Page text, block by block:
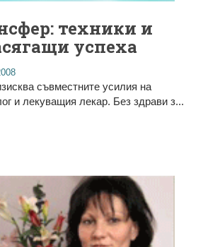
техники и
успеха
съвместните усилия на
и лекуващия лекар. Без здрави з...